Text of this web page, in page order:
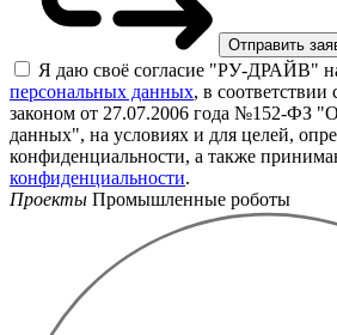
Я даю своё согласие "РУ-ДРАЙВ"
персональных данных, в
законом от 27.07.2006 года №152-ФЗ
данных", на условиях и для целей,
конфиденциальности, а также
конфиденциальности.
Проекты Промышленные роботы